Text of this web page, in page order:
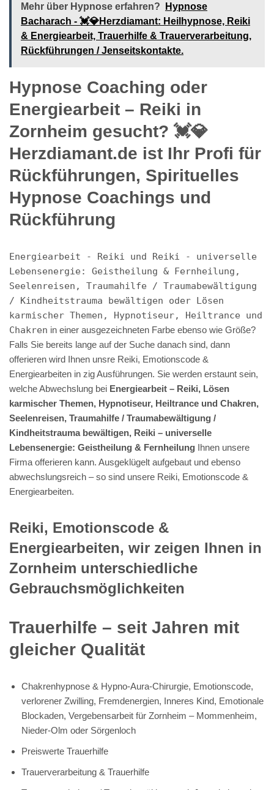
Mehr über Hypnose erfahren?
Hypnose
Bacharach - 💓️💎Herzdiamant: Heilhypnose, Reiki
& Energiearbeit, Trauerhilfe & Trauerverarbeitung,
Rückführungen / Jenseitskontakte.
Hypnose Coaching oder
Energiearbeit – Reiki in
Zornheim gesucht? 💓️💎
Herzdiamant.de ist Ihr Profi für
Rückführungen, Spirituelles
Hypnose Coachings und
Rückführung
Energiearbeit - Reiki und Reiki - universelle
Lebensenergie: Geistheilung & Fernheilung,
Seelenreisen, Traumahilfe / Traumabewältigung
/ Kindheitstrauma bewältigen oder Lösen
karmischer Themen, Hypnotiseur, Heiltrance und
Chakren in einer ausgezeichneten Farbe ebenso wie Größe?
Falls Sie bereits lange auf der Suche danach sind, dann
offerieren wird Ihnen unsre Reiki, Emotionscode &
Energiearbeiten in zig Ausführungen. Sie werden erstaunt sein,
welche Abwechslung bei Energiearbeit – Reiki, Lösen
karmischer Themen, Hypnotiseur, Heiltrance und Chakren,
Seelenreisen, Traumahilfe / Traumabewältigung /
Kindheitstrauma bewältigen, Reiki – universelle
Lebensenergie: Geistheilung & Fernheilung Ihnen unsere
Firma offerieren kann. Ausgeklügelt aufgebaut und ebenso
abwechslungsreich – so sind unsere Reiki, Emotionscode &
Energiearbeiten.
Reiki, Emotionscode &
Energiearbeiten, wir zeigen Ihnen in
Zornheim unterschiedliche
Gebrauchsmöglichkeiten
Trauerhilfe – seit Jahren mit
gleicher Qualität
Chakrenhypnose & Hypno-Aura-Chirurgie, Emotionscode,
verlorener Zwilling, Fremdenergien, Inneres Kind, Emotionale
Blockaden, Vergebensarbeit für Zornheim – Mommenheim,
Nieder-Olm oder Sörgenloch
Preiswerte Trauerhilfe
Trauerverarbeitung & Trauerhilfe